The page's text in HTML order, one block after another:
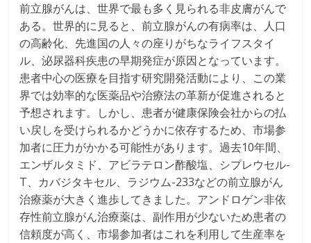
前立腺がんは、世界で最も多く見られる非皮膚がんで
ある。世界的に見ると、前立腺がんの有病率は、人口
の高齢化、先進国の人々の座りがちなライフスタイ
ル、泌尿器科疾患の早期発症が原因となっています。
患者中心の医療を目指す研究開発活動により、この業
界では効率的な医薬品や治療法の革新が促進されると
予想されます。しかし、患者が健康保険会社からの払
い戻しを受けられるかどうかに依存するため、市場参
加者に圧力がかかる可能性があります。過去10年間、
エンザルタミド、アビラテロン酢酸塩、シプレウセル-
T、カバジタキセル、ラジウム-233などの前立腺がん
治療薬が大きく進歩してきました。アンドロゲン非依
存性前立腺がん治療薬は、副作用が少ないため患者の
信頼度が高く、市場参加者はこれを利用して生産率を